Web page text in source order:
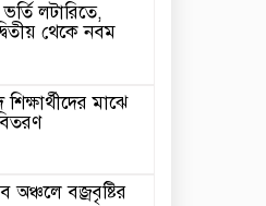
লটারিতে,
থেকে নবম
মাঝে
অঞ্চলে বজ্রবৃষ্টির